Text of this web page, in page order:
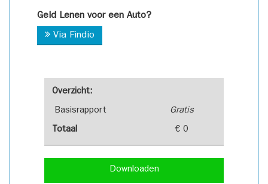
Overzicht:
Basisrapport Gratis
Totaal € 0
Downloaden
Geld Lenen voor een Auto?
Via Findio